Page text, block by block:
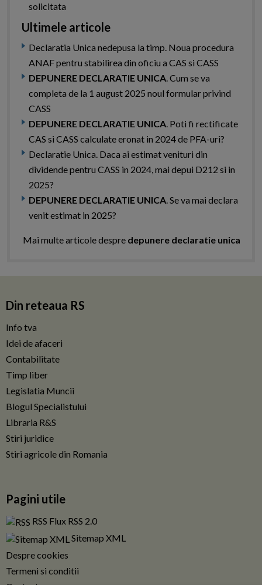
solicitata
Ultimele articole
Declaratia Unica nedepusa la timp. Noua procedura
ANAF pentru stabilirea din oficiu a CAS si CASS
DEPUNERE DECLARATIE UNICA. Cum se va
completa de la 1 august 2025 noul formular privind
CASS
DEPUNERE DECLARATIE UNICA. Poti fi rectificate
CAS si CASS calculate eronat in 2024 de PFA-uri?
Declaratie Unica. Daca ai estimat venituri din
dividende pentru CASS in 2024, mai depui D212 si in
2025?
DEPUNERE DECLARATIE UNICA. Se va mai declara
venit estimat in 2025?
Mai multe articole despre depunere declaratie unica
Din reteaua RS
Info tva
Idei de afaceri
Contabilitate
Timp liber
Legislatia Muncii
Blogul Specialistului
Libraria R&S
Stiri juridice
Stiri agricole din Romania
Pagini utile
RSS Flux RSS 2.0
Sitemap XML
Despre cookies
Termeni si conditii